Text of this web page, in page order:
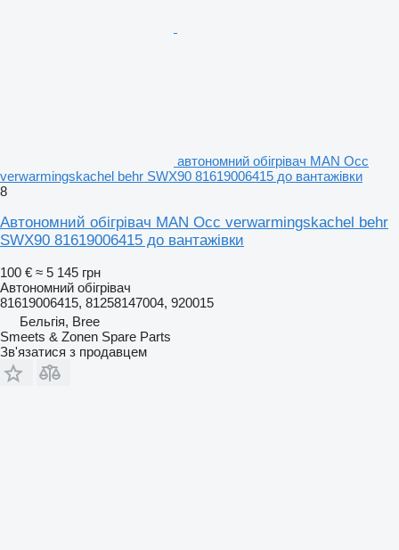
автономний обігрівач MAN Occ
verwarmingskachel behr SWX90 81619006415 до вантажівки
8
Автономний обігрівач MAN Occ verwarmingskachel behr
SWX90 81619006415 до вантажівки
100 € ≈ 5 145 грн
Автономний обігрівач
81619006415, 81258147004, 920015
Бельгія, Bree
Smeets & Zonen Spare Parts
Зв'язатися з продавцем